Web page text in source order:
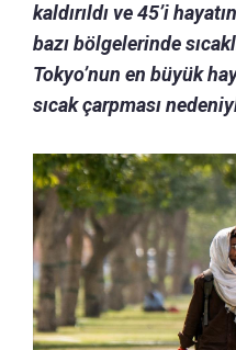
kaldırıldı ve 45’i
bazı bölgelerinde
Tokyo’nun en büyük
sıcak çarpması